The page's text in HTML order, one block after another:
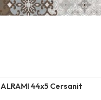
ALRAMI 44x5 Cersanit